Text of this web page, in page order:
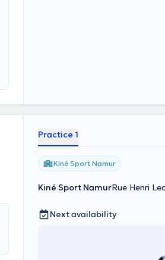
Practice 1
Kiné Sport Namur
Kiné Sport NamurRue Henri
Next availability